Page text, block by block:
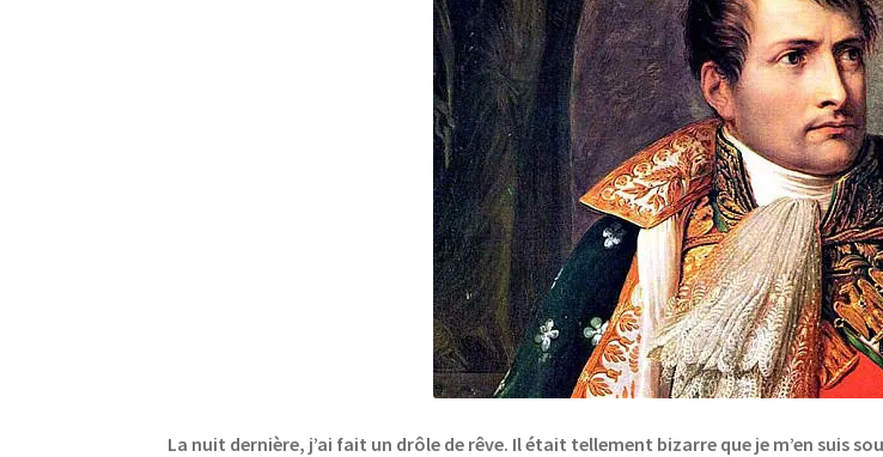
La nuit dernière, j’ai fait un drôle de rêve. Il était tellement bizarre que je m’en suis